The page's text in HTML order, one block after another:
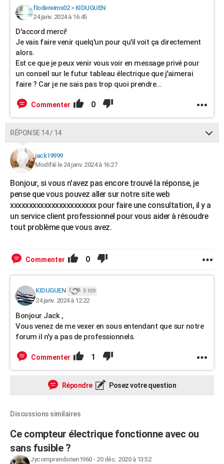
flodereims02> KIDUGUEN
24 janv. 2024 à 16:45
D'accord merci!
Je vais faire venir quelq'un pour qu'il voit ça directement
alors.
Est ce que je peux venir vous voir en message privé pour
un conseil sur le futur tableau électrique que j'aimerai
faire ? Car je ne sais pas trop quoi prendre...
Commenter 0
RÉPONSE 14 / 14
jack19999
Modifié le 24 janv. 2024 à 16:27
Bonjour, si vous n'avez pas encore trouvé la réponse, je
pense que vous pouvez aller sur notre site web
xxxxxxxxxxxxxxxxxxxxxxx pour faire une consultation, il y a
un service client professionnel pour vous aider à résoudre
tout problème que vous avez.
Commenter 0
KIDUGUEN 5 109
24 janv. 2024 à 12:22
Bonjour Jack ,
Vous venez de me vexer en sous entendant que sur notre
forum il n'y a pas de professionnels.
Commenter 1
Répondre Posez votre question
Discussions similaires
Ce compteur électrique fonctionne avec ou
sans fusible ?
Jycomprendsrien1960- 20 déc. 2020 à 13:52